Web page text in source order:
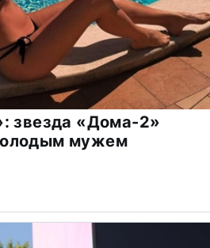
звезда «Дома-2»
мужем